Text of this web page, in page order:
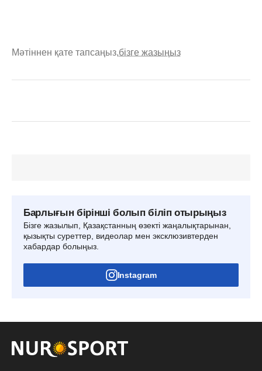
Мәтіннен қате тапсаңыз,бізге жазыңыз
Барлығын бірінші болып біліп отырыңыз
Бізге жазылып, Қазақстанның өзекті жаңалықтарынан,
қызықты суреттер, видеолар мен эксклюзивтерден
хабардар болыңыз.
Instagram